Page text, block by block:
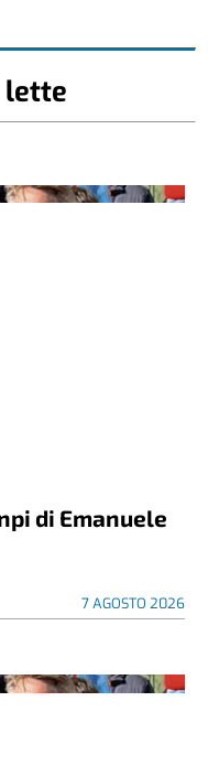
lette
di Emanuele
7 AGOSTO 2026